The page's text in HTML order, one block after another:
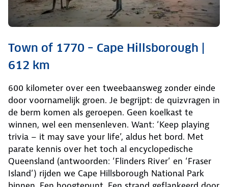
Town of 1770 – Cape Hillsborough |
612 km
600 kilometer over een tweebaansweg zonder einde
door voornamelijk groen. Je begrijpt: de quizvragen in
de berm komen als geroepen. Geen koelkast te
winnen, wel een mensenleven. Want: ‘Keep playing
trivia – it may save your life’, aldus het bord. Met
parate kennis over het toch al encyclopedische
Queensland (antwoorden: ‘Flinders River’ en ‘Fraser
Island’) rijden we Cape Hillsborough National Park